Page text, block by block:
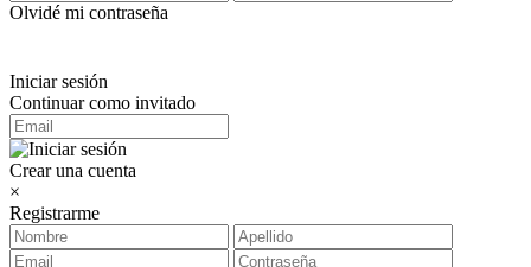
Olvidé mi contraseña
Iniciar sesión
Continuar como invitado
Crear una cuenta
×
Registrarme